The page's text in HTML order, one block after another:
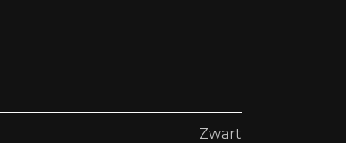
Zwart